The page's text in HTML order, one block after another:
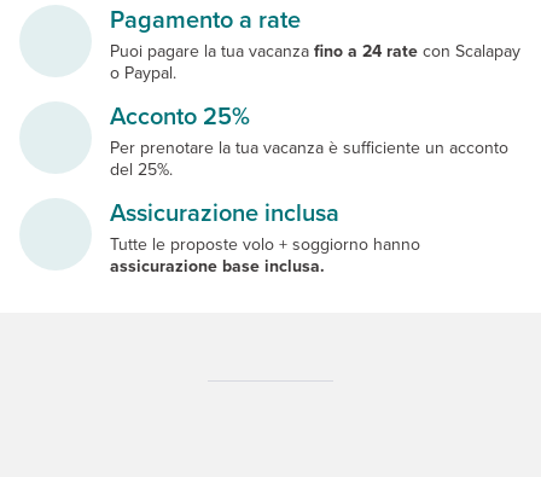
Pagamento a rate
Puoi pagare la tua vacanza fino a 24 rate con Scalapay
o Paypal.
Acconto 25%
Per prenotare la tua vacanza è sufficiente un acconto
del 25%.
Assicurazione inclusa
Tutte le proposte volo + soggiorno hanno
assicurazione base inclusa.